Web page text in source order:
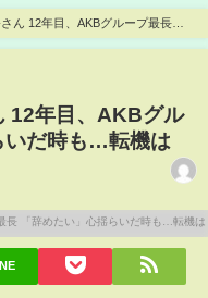
ん 12年目、AKBグループ最長
12年目、AKBグル
いだ時も…転機は